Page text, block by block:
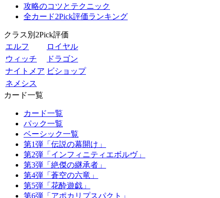
攻略のコツとテクニック
全カード2Pick評価ランキング
クラス別2Pick評価
エルフ
ロイヤル
ウィッチ
ドラゴン
ナイトメア ビショップ
ネメシス
カード一覧
カード一覧
パック一覧
ベーシック一覧
第1弾「伝説の幕開け」
第2弾「インフィニティエボルヴ」
第3弾「絶傑の継承者」
第4弾「蒼空の六竜」
第5弾「花酔遊戯」
第6弾「アポカリプスパクト」